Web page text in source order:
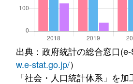
出典：政府統計の総合窓口(e-
w.e-stat.go.jp/）
「社会・人口統計体系」を